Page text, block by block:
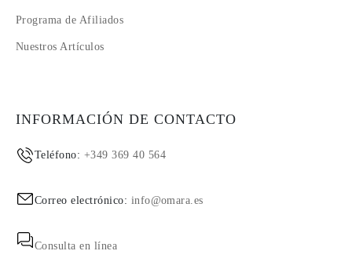
Programa de Afiliados
Nuestros Artículos
INFORMACIÓN DE CONTACTO
Teléfono: +349 369 40 564
Correo electrónico: info@omara.es
Consulta en línea